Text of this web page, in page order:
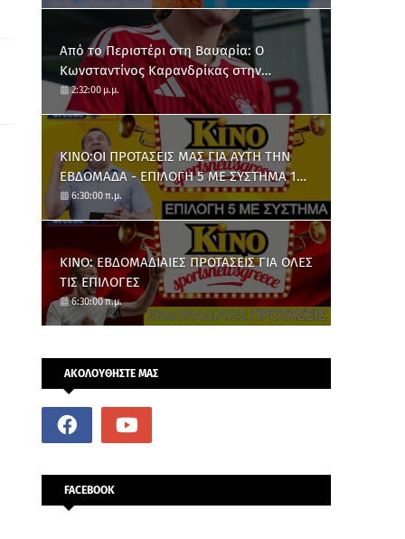
Από το Περιστέρι στη Βαυαρία: O
Κωνσταντίνος Καρανδρίκας στην
Μπάγερν Μονάχου
2:32:00 μ.μ.
ΚΙΝΟ:ΟΙ ΠΡΟΤΑΣΕΙΣ ΜΑΣ ΓΙΑ ΑΥΤΗ ΤΗΝ
ΕΒΔΟΜΑΔΑ - ΕΠΙΛΟΓΗ 5 ΜΕ ΣΥΣΤΗΜΑ 10
ΑΡΙΘΜΩΝ
6:30:00 π.μ.
ΚΙΝΟ: ΕΒΔΟΜΑΔΙΑΙΕΣ ΠΡΟΤΑΣΕΙΣ ΓΙΑ ΟΛΕΣ
ΤΙΣ ΕΠΙΛΟΓΕΣ
6:30:00 π.μ.
ΑΚΟΛΟΥΘΗΣΤΕ ΜΑΣ
FACEBOOK